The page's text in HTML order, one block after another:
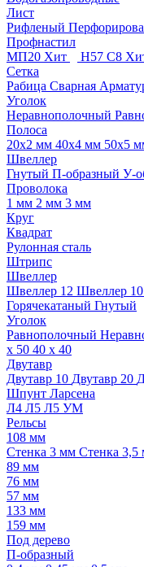
Лист
Рифленый
Профнастил
МП20 Хит Н57 С8
Сетка
Рабица Сварная
Уголок
Неравнополочный
Полоса
20х2 мм 40х4 мм 50х5
Швеллер
Гнутый П-образный У-
Проволока
1 мм 2 мм 3 мм
Круг
Квадрат
Рулонная сталь
Штрипс
Швеллер
Швеллер 12 Швеллер 10
Горячекатаный Гнутый
Уголок
Равнополочный
х 50 40 х 40
Двутавр
Двутавр 10 Двутавр 20
Шпунт Ларсена
Л4 Л5 Л5 УМ
Рельсы
108 мм
Стенка 3 мм Стенка 3,5
89 мм
76 мм
57 мм
133 мм
159 мм
Под дерево
П-образный